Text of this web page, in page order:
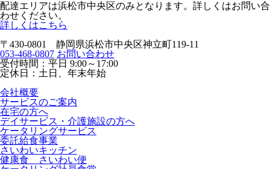
配達エリアは浜松市中央区のみとなります。詳しくはお問い合
わせください。
詳しくはこちら
〒430-0801 静岡県浜松市中央区神立町119-11
053-468-0807 お問い合わせ
受付時間：平日 9:00～17:00
定休日：土日、年末年始
会社概要
サービスのご案内
在宅の方へ
デイサービス・介護施設の方へ
ケータリングサービス
委託給食事業
さいわいキッチン
健康食 さいわい便